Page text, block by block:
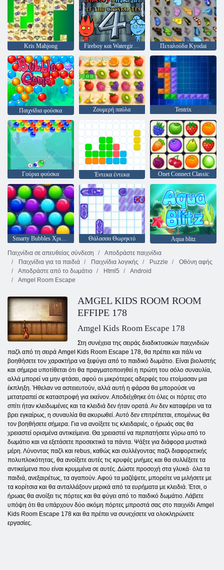
Kris Mahjong Fireboy και Watergirl 4: Crystal Temple Πεταλούδα Kyodai
Παιχνίδια φούσκα Ζουμερή παύλα Tentrix
Γούρια φούσκα Έντεκα έντεκα Onet Connect Classic
Smarty Bubbles Χριστούγεννα Edition Θάλασσα Θωρηκτό
Aqua blitz
Παιχνίδια σε απευθείας σύνδεση
Αποδράστε παιχνίδια
Παιχνίδια για τα παιδιά
Παιχνίδια λογικής Puzzle
Οθόνη αφής
Αποδράστε από το δωμάτιο
Html5
Android
Amgel Room Escape
AMGEL KIDS ROOM ROOM
EFFIPE 178
Amgel Kids Room Escape 178
Στη συνέχεια της σειράς διαδικτυακών παιχνιδιών
παζλ από τη σειρά Amgel Kids Room Escape 178, θα πρέπει και πάλι να
βοηθήσετε τον χαρακτήρα να ξεφύγει από το παιδικό δωμάτιο. Είναι βιολιστής
και σήμερα υποτίθεται ότι θα πραγματοποιηθεί η πρώτη του σόλο συναυλία,
αλλά μπορεί να μην φτάσει, αφού οι μικρότερες αδερφές του ετοίμασαν μια
έκπληξη. Ήθελαν να αστειευτούν, αλλά αυτή η φάρσα θα μπορούσε να
μετατραπεί σε καταστροφή για εκείνον. Αποδείχθηκε ότι όλες οι πόρτες στο
σπίτι ήταν κλειδωμένες και τα κλειδιά δεν ήταν ορατά. Αν δεν καταφέρει να τα
βρει εγκαίρως, η συναυλία θα ακυρωθεί. Αυτό δεν επιτρέπεται, επομένως θα
τον βοηθήσετε σήμερα. Για να ανοίξετε τις κλειδαριές, ο ήρωάς σας θα
χρειαστεί ορισμένα αντικείμενα. Θα χρειαστεί να περπατήσετε γύρω από το
δωμάτιο και να εξετάσετε προσεκτικά τα πάντα. Ψάξτε για διάφορα μυστικά
μέρη. Λύνοντας παζλ και rebus, καθώς και συλλέγοντας παζλ διαφορετικής
πολυπλοκότητας, θα ανοίξετε αυτές τις κρυφές μνήμες και θα συλλέξετε τα
αντικείμενα που είναι κρυμμένα σε αυτές. Δώστε προσοχή στα γλυκά· όλα τα
παιδιά, ανεξαιρέτως, τα αγαπούν. Αφού τα μαζέψετε, μπορείτε να μιλήσετε με
τα κορίτσια και θα ανταλλάξουν μερικά από τα ευρήματα με κλειδιά. Έτσι, ο
ήρωας θα ανοίξει τις πόρτες και θα φύγει από το παιδικό δωμάτιο. Λάβετε
υπόψη ότι θα υπάρχουν δύο ακόμη πόρτες μπροστά σας στο παιχνίδι Amgel
Kids Room Escape 178 και θα πρέπει να συνεχίσετε να ολοκληρώνετε
εργασίες.